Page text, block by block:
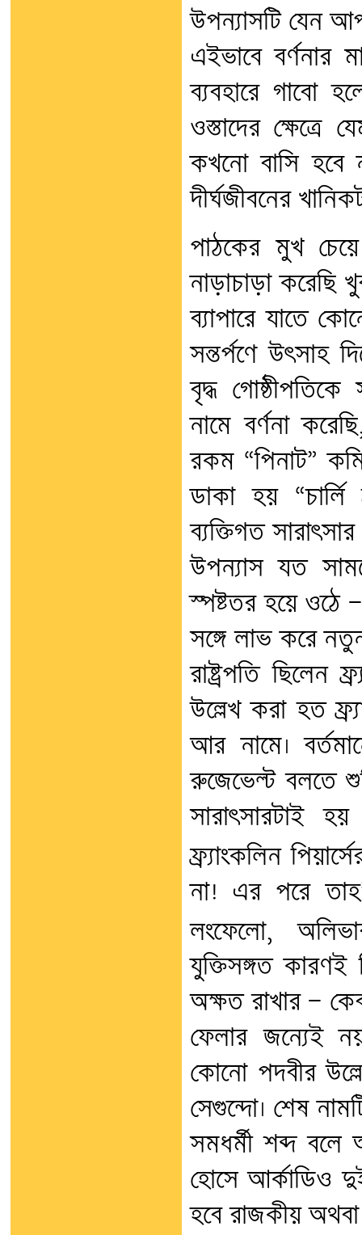
উপন্যাসটি যেন
এইভাবে বর্ণনার
ব্যবহারে গাবো
ওস্তাদের ক্ষেত্রে
কখনো বাসি
দীর্ঘজীবনের
পাঠকের মুখ
নাড়াচাড়া করেছি
ব্যাপারে যাতে
সন্তর্পণে উৎসাহ
বৃদ্ধ
নামে বর্ণনা
রকম “পিনাট”
ডাকা হয় “চার্লি
ব্যক্তিগত
উপন্যাস যত
স্পষ্টতর হয়ে ওঠে
সঙ্গে লাভ করে
রাষ্ট্রপতি ছিলেন
উল্লেখ করা হত
আর নামে।
রুজেভেল্ট বলতে
সারাৎসারটাই
ফ্র্যাংকলিন
না! এর পরে
লংফেলো,
যুক্তিসঙ্গত কারণই
অক্ষত রাখার —
ফেলার জন্যেই
কোনো পদবীর
সেগুন্দো। শেষ
সমধর্মী শব্দ বলে
হোসে আর্কাডিও
হবে রাজকীয় অথবা